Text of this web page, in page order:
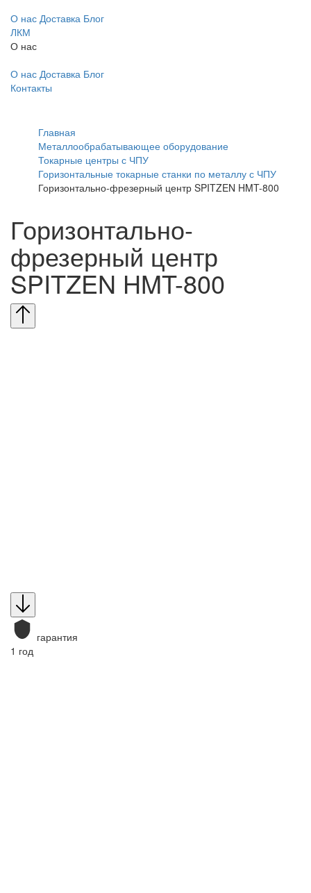
О нас Доставка Блог
ЛКМ
О нас
О нас Доставка Блог
Контакты
Главная
Металлообрабатывающее оборудование
Токарные центры с ЧПУ
Горизонтальные токарные станки по металлу с ЧПУ
Горизонтально-фрезерный центр SPITZEN HMT-800
Горизонтально-
фрезерный центр
SPITZEN HMT-800
гарантия
1 год